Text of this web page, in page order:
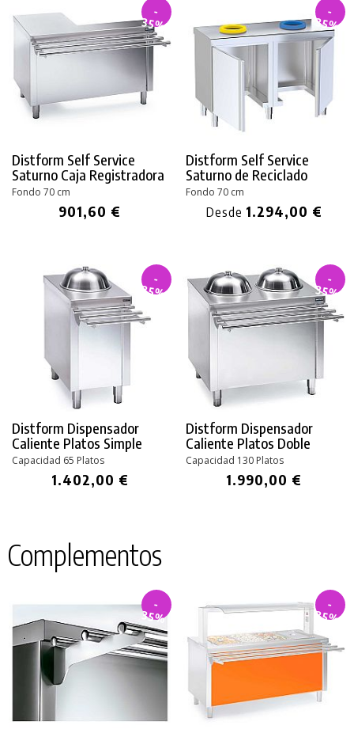
-
35%
Distform Self Service
Saturno Caja Registradora
Fondo 70 cm
901,60 €
-
35%
Distform Self Service
Saturno de Reciclado
Fondo 70 cm
Desde 1.294,00 €
-
35%
Distform Dispensador
Caliente Platos Simple
Capacidad 65 Platos
1.402,00 €
-
35%
Distform Dispensador
Caliente Platos Doble
Capacidad 130 Platos
1.990,00 €
Complementos
-
35%
-
35%